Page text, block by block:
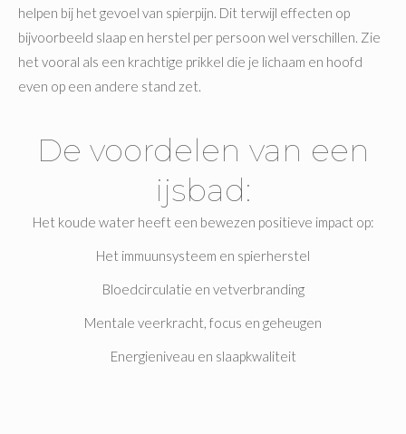
helpen bij het gevoel van spierpijn. Dit terwijl effecten op
bijvoorbeeld slaap en herstel per persoon wel verschillen. Zie
het vooral als een krachtige prikkel die je lichaam en hoofd
even op een andere stand zet.
De voordelen van een
ijsbad:
Het koude water heeft een bewezen positieve impact op:
Het immuunsysteem en spierherstel
Bloedcirculatie en vetverbranding
Mentale veerkracht, focus en geheugen
Energieniveau en slaapkwaliteit